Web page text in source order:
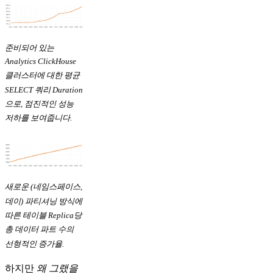
준비되어 있는
Analytics ClickHouse
클러스터에 대한 평균
SELECT 쿼리 Duration
으로, 점진적인 성능
저하를 보여줍니다.
새로운 (네임스페이스,
데이) 파티셔닝 방식에
따른 테이블 Replica당
총 데이터 파트 수의
선형적인 증가율.
하지만 왜 그랬을